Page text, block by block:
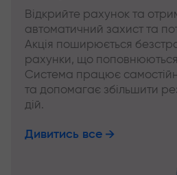
Відкрийте рахунок та
автоматичний захист та
Акція поширюється
рахунки, що поповнюються
Система працює
та допомагає збільшити
дій.
Дивитись все